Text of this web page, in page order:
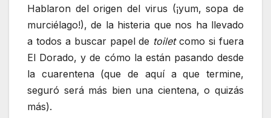
Hablaron del origen del virus (¡yum, sopa de
murciélago!), de la histeria que nos ha llevado
a todos a buscar papel de toiletcomo si fuera
El Dorado, y de cómo la están pasando desde
la cuarentena (que de aquí a que termine,
seguró será más bien una cientena, o quizás
más).